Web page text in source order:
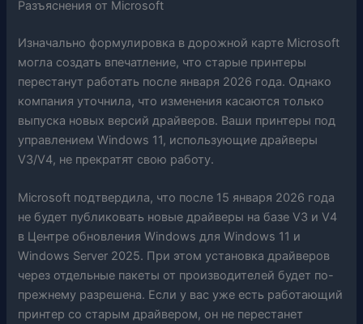
Разъяснения от Microsoft
Изначально формулировка в дорожной карте Microsoft
могла создать впечатление, что старые принтеры
перестанут работать после января 2026 года. Однако
компания уточнила, что изменения касаются только
выпуска новых версий драйверов. Ваши принтеры под
управлением Windows 11, использующие драйверы
V3/V4, не прекратят свою работу.
Microsoft подтвердила, что после 15 января 2026 года
не будет публиковать новые драйверы на базе V3 и V4
в Центре обновления Windows для Windows 11 и
Windows Server 2025. При этом установка драйверов
через отдельные пакеты от производителей будет по-
прежнему разрешена. Если у вас уже есть работающий
принтер со старым драйвером, он не перестанет